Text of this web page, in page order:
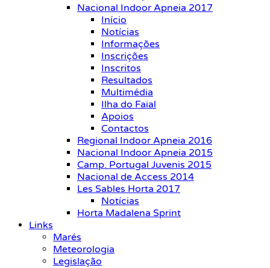
Nacional Indoor Apneia 2017
Início
Notícias
Informações
Inscrições
Inscritos
Resultados
Multimédia
Ilha do Faial
Apoios
Contactos
Regional Indoor Apneia 2016
Nacional Indoor Apneia 2015
Camp. Portugal Juvenis 2015
Nacional de Access 2014
Les Sables Horta 2017
Notícias
Horta Madalena Sprint
Links
Marés
Meteorologia
Legislação